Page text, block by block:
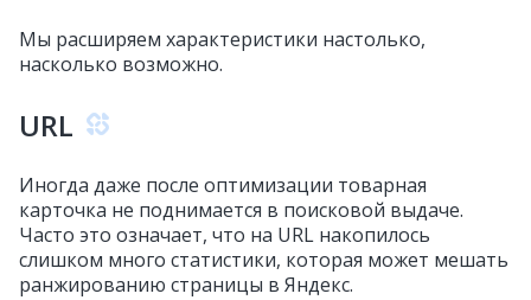
Мы расширяем характеристики настолько,
насколько возможно.
URL
Иногда даже после оптимизации товарная
карточка не поднимается в поисковой выдаче.
Часто это означает, что на URL накопилось
слишком много статистики, которая может мешать
ранжированию страницы в Яндекс.